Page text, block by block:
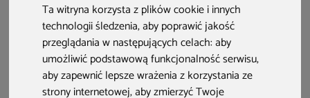
Ta witryna korzysta z plików cookie i innych
technologii śledzenia, aby poprawić jakość
przeglądania w następujących celach:aby
umożliwić podstawową funkcjonalność serwisu,
aby zapewnić lepsze wrażenia z korzystania ze
strony internetowej,aby zmierzyć Twoje